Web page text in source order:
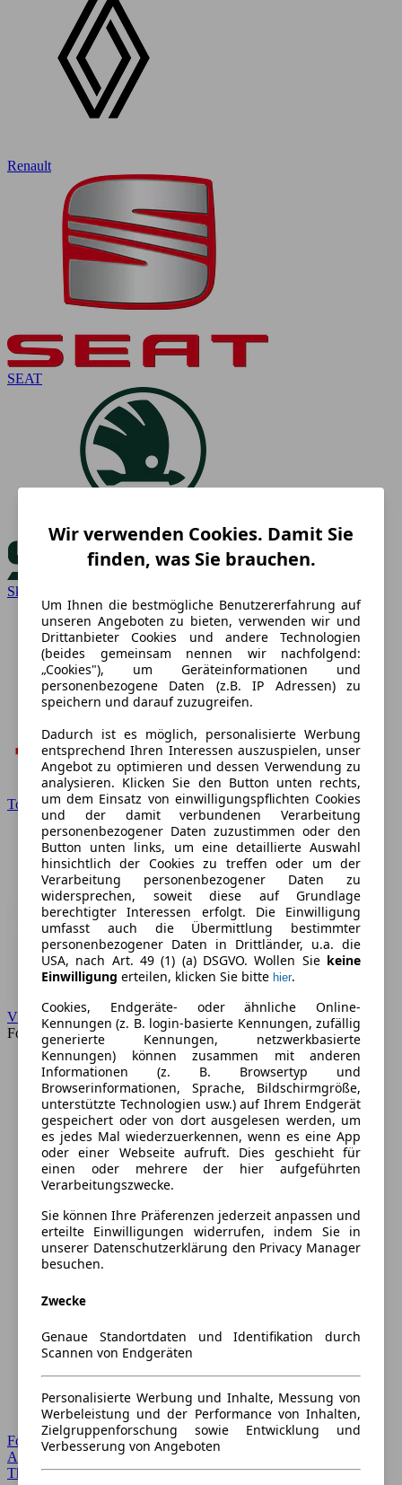
Renault
SEAT
Skoda
Toyota
VW
Forum
Forum Startseite
Alle Auto-Foren
Themen-Forum
Wir verwenden Cookies. Damit Sie
finden, was Sie brauchen.
Um Ihnen die bestmögliche Benutzererfahrung auf
unseren Angeboten zu bieten, verwenden wir und
Drittanbieter Cookies und andere Technologien
(beides gemeinsam nennen wir nachfolgend:
„Cookies"), um Geräteinformationen und
personenbezogene Daten (z.B. IP Adressen) zu
speichern und darauf zuzugreifen.
Dadurch ist es möglich, personalisierte Werbung
entsprechend Ihren Interessen auszuspielen, unser
Angebot zu optimieren und dessen Verwendung zu
analysieren. Klicken Sie den Button unten rechts,
um dem Einsatz von einwilligungspflichten Cookies
und der damit verbundenen Verarbeitung
personenbezogener Daten zuzustimmen oder den
Button unten links, um eine detaillierte Auswahl
hinsichtlich der Cookies zu treffen oder um der
Verarbeitung personenbezogener Daten zu
widersprechen, soweit diese auf Grundlage
berechtigter Interessen erfolgt. Die Einwilligung
umfasst auch die Übermittlung bestimmter
personenbezogener Daten in Drittländer, u.a. die
USA, nach Art. 49 (1) (a) DSGVO. Wollen Sie keine
Einwilligung erteilen, klicken Sie bitte hier.
Cookies, Endgeräte- oder ähnliche Online-
Kennungen (z. B. login-basierte Kennungen, zufällig
generierte Kennungen, netzwerkbasierte
Kennungen) können zusammen mit anderen
Informationen (z. B. Browsertyp und
Browserinformationen, Sprache, Bildschirmgröße,
unterstützte Technologien usw.) auf Ihrem Endgerät
gespeichert oder von dort ausgelesen werden, um
es jedes Mal wiederzuerkennen, wenn es eine App
oder einer Webseite aufruft. Dies geschieht für
einen oder mehrere der hier aufgeführten
Verarbeitungszwecke.
Sie können Ihre Präferenzen jederzeit anpassen und
erteilte Einwilligungen widerrufen, indem Sie in
unserer Datenschutzerklärung den Privacy Manager
besuchen.
Zwecke
Genaue Standortdaten und Identifikation durch
Scannen von Endgeräten
Personalisierte Werbung und Inhalte, Messung von
Werbeleistung und der Performance von Inhalten,
Zielgruppenforschung sowie Entwicklung und
Verbesserung von Angeboten